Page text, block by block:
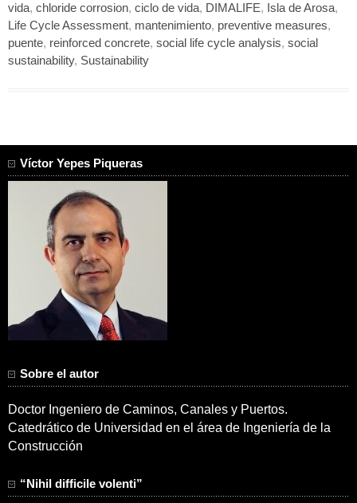
vida, chloride corrosion, ciclo de vida, DIMALIFE, Isla de Arosa,
Life Cycle Assessment, mantenimiento, preventive measures,
puente, reinforced concrete, social life cycle analysis, social
sustainability, Sustainability
Víctor Yepes Piqueras
Sobre el autor
Doctor Ingeniero de Caminos, Canales y Puertos.
Catedrático de Universidad en el área de Ingeniería de la
Construcción
“Nihil difficile volenti”